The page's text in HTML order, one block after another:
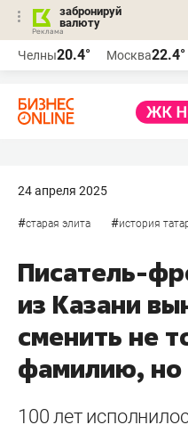
забронируй
валюту
Челны20.4° Москва22.4°
24 апреля 2025
#старая элита #история
Писатель-
из Казани
сменить не
фамилию, но
100 лет